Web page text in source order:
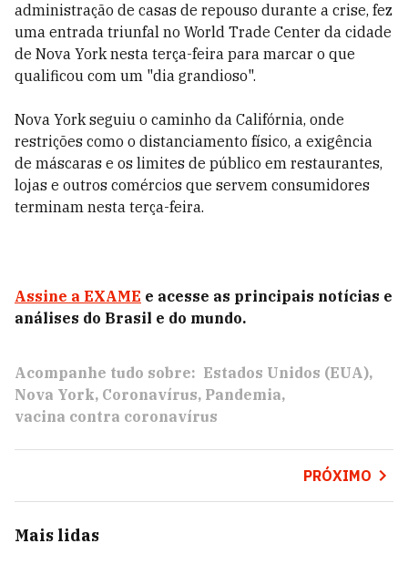
administração de casas de repouso durante a crise, fez
uma entrada triunfal no World Trade Center da cidade
de Nova York nesta terça-feira para marcar o que
qualificou com um "dia grandioso".
Nova York seguiu o caminho da Califórnia, onde
restrições como o distanciamento físico, a exigência
de máscaras e os limites de público em restaurantes,
lojas e outros comércios que servem consumidores
terminam nesta terça-feira.
Assine a EXAME e acesse as principais notícias e
análises do Brasil e do mundo.
Acompanhe tudo sobre: Estados Unidos (EUA)
Nova York Coronavírus Pandemia
vacina contra coronavírus
PRÓXIMO
Mais lidas